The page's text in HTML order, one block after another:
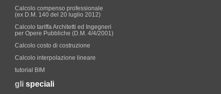
Calcolo compenso professionale
(ex D.M. 140 del 20 luglio 2012)
Calcolo tariffa Architetti ed Ingegneri
per Opere Pubbliche (D.M. 4/4/2001)
Calcolo costo di costruzione
Calcolo interpolazione lineare
tutorial BIM
gli speciali